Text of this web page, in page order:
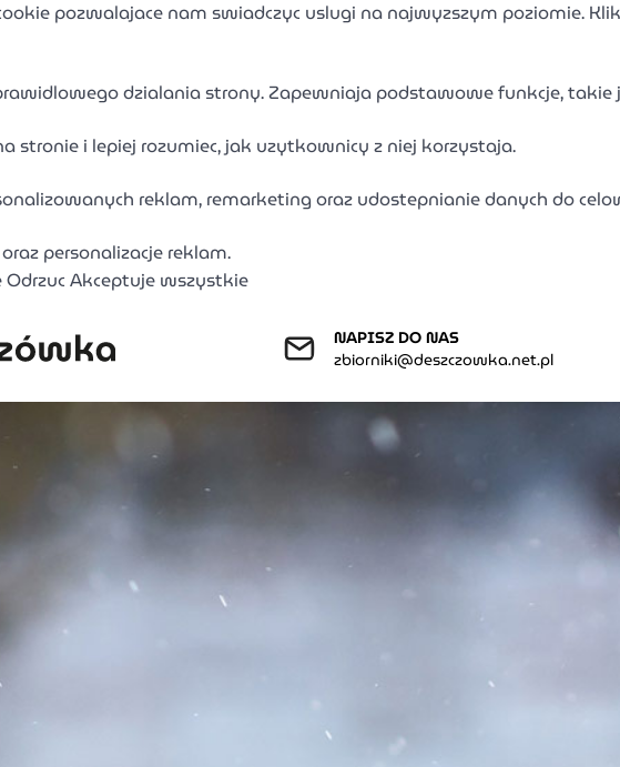
pozwalajace nam swiadczyc uslugi na najwyzszym poziomie.
dzialania strony. Zapewniaja podstawowe funkcje,
stronie i lepiej rozumiec, jak uzytkownicy z niej korzystaja.
reklam, remarketing oraz udostepnianie danych do
personalizacje reklam.
Odrzuc Akceptuje wszystkie
NAPISZ DO NAS
zbiorniki@deszczowka.net.pl